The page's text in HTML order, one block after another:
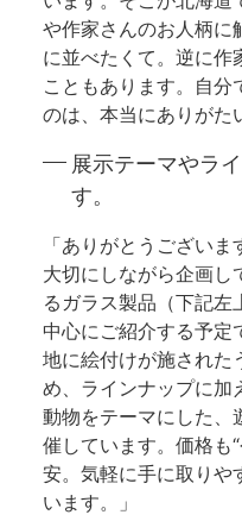
や作家さんのお人柄に
に並べたくて。逆に作
こともあります。自分
のは、本当にありがた
展示テーマやラ
す。
「ありがとうござい
大切にしながら企画し
るガラス製品（下記左
中心にご紹介する予定
地に絵付けが施された
め、ラインナップに加
動物をテーマにした、
催しています。価格も
安。気軽に手に取りや
います。」